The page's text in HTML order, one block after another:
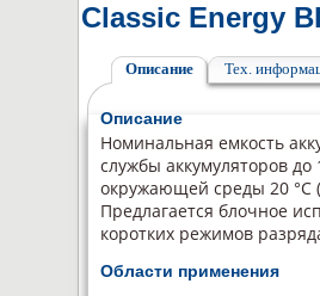
Classic Energy
Описание Тех.
Описание
Номинальная емкость
службы аккумуляторов
окружающей среды 20 °С
Предлагается блочное
коротких режимов
Области применения